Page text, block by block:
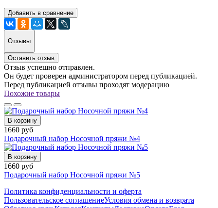
Добавить в сравнение
Отзывы
Оставить отзыв
Отзыв успешно отправлен.
Он будет проверен администратором перед публикацией.
Перед публикацией отзывы проходят модерацию
Похожие товары
В корзину
1660 руб
Подарочный набор Носочной пряжи №4
В корзину
1660 руб
Подарочный набор Носочной пряжи №5
Политика конфиденциальности и оферта
Пользовательское соглашениеУсловия обмена и возврата